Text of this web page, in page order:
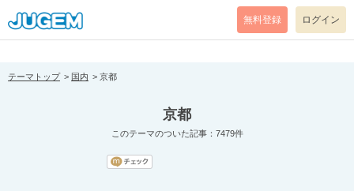
[pear_error: message="Success" code=0 mode=return level=notice
prefix="" info=""]
無料登録 ログイン
テーマトップ 国内 京都
京都
このテーマのついた記事：7479件